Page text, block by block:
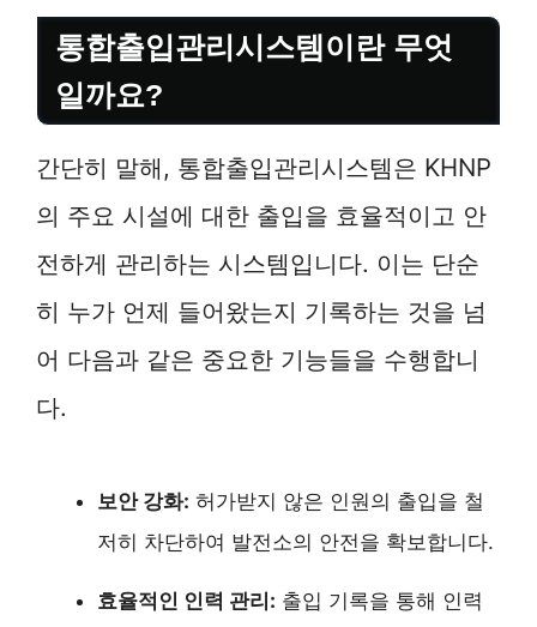
통합출입관리시스템이란 무엇
일까요?
간단히 말해, 통합출입관리시스템은 KHNP
의 주요 시설에 대한 출입을 효율적이고 안
전하게 관리하는 시스템입니다. 이는 단순
히 누가 언제 들어왔는지 기록하는 것을 넘
어 다음과 같은 중요한 기능들을 수행합니
다.
보안 강화: 허가받지 않은 인원의 출입을 철
저히 차단하여 발전소의 안전을 확보합니다.
효율적인 인력 관리: 출입 기록을 통해 인력